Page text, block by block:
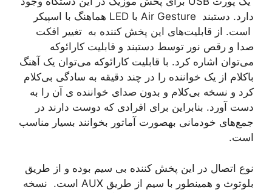
دارد. دستبند Air Gesture با LED هماهنگ با اسپیکر
است. از قابلیت‌های این پخش کننده به تغییر افکت
صدا و رقص نور توسط دستبند و قابلیت کارائوکه
می‌توان اشاره کرد. با قابلیت کارائوکه می‌توان یک آهنگ
باکلام از یک خواننده را در چند دقیقه به سادگی بی‌کلام
کرد و نسخه بی‌کلام و بدون صدای خواننده ی آن را به
دست آورد. بنابراین برای افرادی که دوست دارند در
جمع‌های خودمانی بهصورت آماتور بخوانند بسیار مناسب
است.
نوع اتصال در این پخش کننده بی سیم بوده و از طریق
بلوتوث و همینطور با سیم از طریق AUX است. نسخه